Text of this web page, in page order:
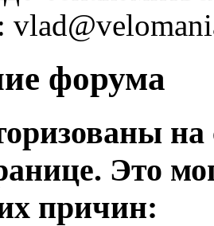
форума
на
Это
причин: